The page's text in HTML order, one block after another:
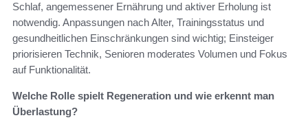
Schlaf, angemessener Ernährung und aktiver Erholung ist
notwendig. Anpassungen nach Alter, Trainingsstatus und
gesundheitlichen Einschränkungen sind wichtig; Einsteiger
priorisieren Technik, Senioren moderates Volumen und Fokus
auf Funktionalität.
Welche Rolle spielt Regeneration und wie erkennt man
Überlastung?